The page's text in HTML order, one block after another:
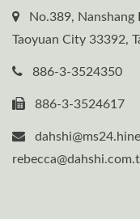
No.389, Nanshang
Taoyuan City 33392,
886-3-3524350
886-3-3524617